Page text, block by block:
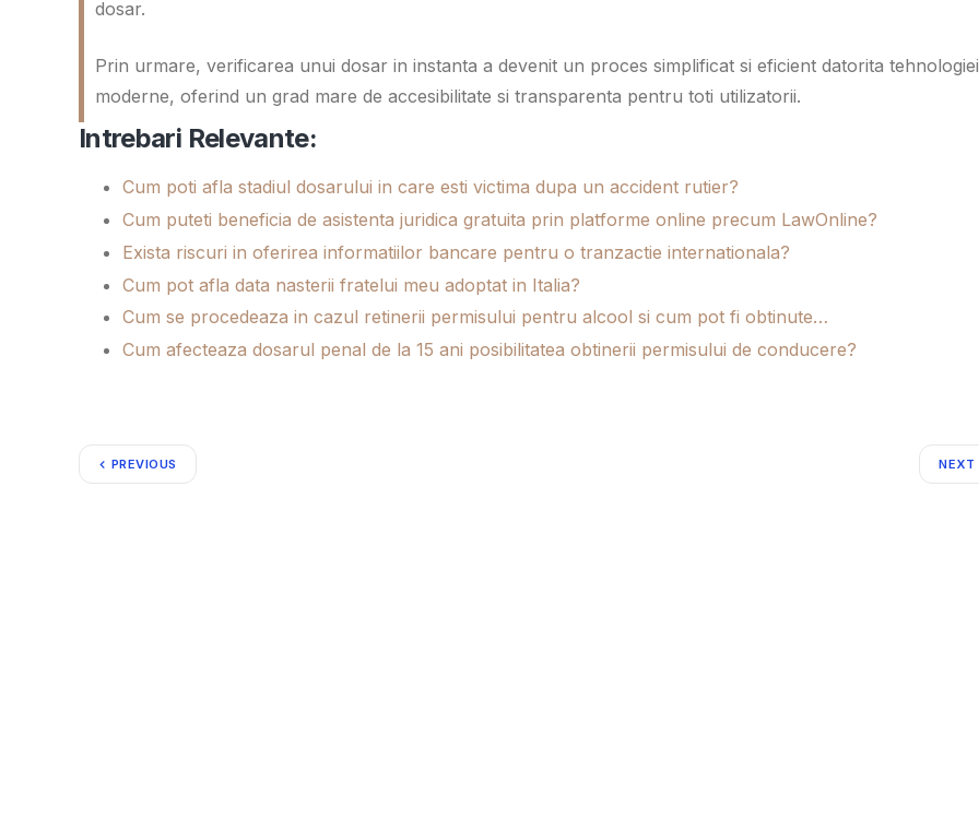
dosar.
Prin urmare, verificarea unui dosar in instanta a devenit un proces simplificat si eficient datorita tehnologiei
moderne, oferind un grad mare de accesibilitate si transparenta pentru toti utilizatorii.
Intrebari Relevante:
Cum poti afla stadiul dosarului in care esti victima dupa un accident rutier?
Cum puteti beneficia de asistenta juridica gratuita prin platforme online precum LawOnline?
Exista riscuri in oferirea informatiilor bancare pentru o tranzactie internationala?
Cum pot afla data nasterii fratelui meu adoptat in Italia?
Cum se procedeaza in cazul retinerii permisului pentru alcool si cum pot fi obtinute…
Cum afecteaza dosarul penal de la 15 ani posibilitatea obtinerii permisului de conducere?
PREVIOUS NEXT